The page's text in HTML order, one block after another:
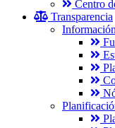
Centro
Transparencia